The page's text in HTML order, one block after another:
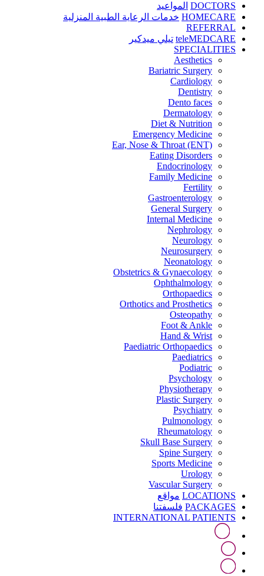
DOCTORS المواعيد
HOMECARE خدمات الرعاية الطبية المنزلية
REFERRAL
teleMEDCARE تيلي ميدكير
SPECIALITIES
Aesthetics
Bariatric Surgery
Cardiology
Dentistry
Dento faces
Dermatology
Diet & Nutrition
Emergency Medicine
Ear, Nose & Throat (ENT)
Eating Disorders
Endocrinology
Family Medicine
Fertility
Gastroenterology
General Surgery
Internal Medicine
Nephrology
Neurology
Neurosurgery
Neonatology
Obstetrics & Gynaecology
Ophthalmology
Orthopaedics
Orthotics and Prosthetics
Osteopathy
Foot & Ankle
Hand & Wrist
Paediatric Orthopaedics
Paediatrics
Podiatric
Psychology
Physiotherapy
Plastic Surgery
Psychiatry
Pulmonology
Rheumatology
Skull Base Surgery
Spine Surgery
Sports Medicine
Urology
Vascular Surgery
LOCATIONS مواقع
PACKAGES فلسفتنا
INTERNATIONAL PATIENTS